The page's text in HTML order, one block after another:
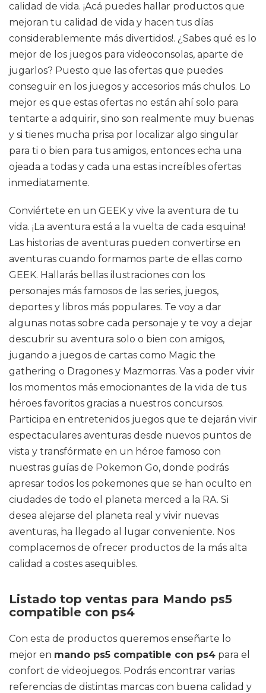
calidad de vida. ¡Acá puedes hallar productos que
mejoran tu calidad de vida y hacen tus días
considerablemente más divertidos!. ¿Sabes qué es lo
mejor de los juegos para videoconsolas, aparte de
jugarlos? Puesto que las ofertas que puedes
conseguir en los juegos y accesorios más chulos. Lo
mejor es que estas ofertas no están ahí solo para
tentarte a adquirir, sino son realmente muy buenas
y si tienes mucha prisa por localizar algo singular
para ti o bien para tus amigos, entonces echa una
ojeada a todas y cada una estas increíbles ofertas
inmediatamente.
Conviértete en un GEEK y vive la aventura de tu
vida. ¡La aventura está a la vuelta de cada esquina!
Las historias de aventuras pueden convertirse en
aventuras cuando formamos parte de ellas como
GEEK. Hallarás bellas ilustraciones con los
personajes más famosos de las series, juegos,
deportes y libros más populares. Te voy a dar
algunas notas sobre cada personaje y te voy a dejar
descubrir su aventura solo o bien con amigos,
jugando a juegos de cartas como Magic the
gathering o Dragones y Mazmorras. Vas a poder vivir
los momentos más emocionantes de la vida de tus
héroes favoritos gracias a nuestros concursos.
Participa en entretenidos juegos que te dejarán vivir
espectaculares aventuras desde nuevos puntos de
vista y transfórmate en un héroe famoso con
nuestras guías de Pokemon Go, donde podrás
apresar todos los pokemones que se han oculto en
ciudades de todo el planeta merced a la RA. Si
desea alejarse del planeta real y vivir nuevas
aventuras, ha llegado al lugar conveniente. Nos
complacemos de ofrecer productos de la más alta
calidad a costes asequibles.
Listado top ventas para Mando ps5
compatible con ps4
Con esta de productos queremos enseñarte lo
mejor en mando ps5 compatible con ps4 para el
confort de videojuegos. Podrás encontrar varias
referencias de distintas marcas con buena calidad y